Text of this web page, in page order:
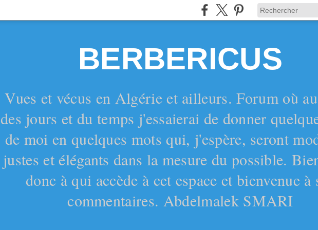
BERBERICUS
Vues et vécus en Algérie et ailleurs. Forum où
des jours et du temps j'essaierai de donner
de moi en quelques mots qui, j'espère, seront
justes et élégants dans la mesure du possible.
donc à qui accède à cet espace et bienvenue à
commentaires. Abdelmalek SMARI